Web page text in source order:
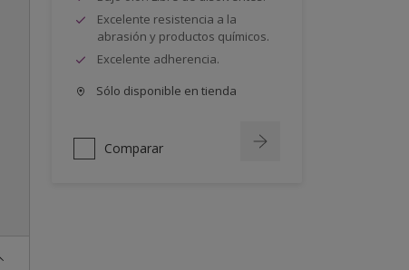
Excelente resistencia a la
abrasión y productos químicos.
Excelente adherencia.
Sólo disponible en tienda
Comparar